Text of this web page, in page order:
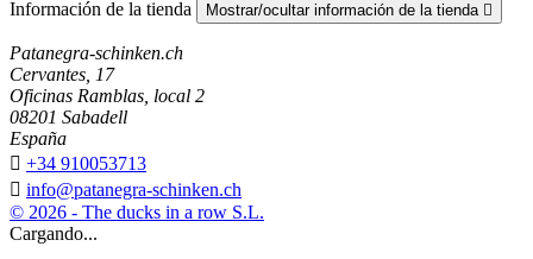
Información de la tienda Mostrar/ocultar información de la tienda 
Patanegra-schinken.ch
Cervantes, 17
Oficinas Ramblas, local 2
08201 Sabadell
España
 +34 910053713
 info@patanegra-schinken.ch
© 2026 - The ducks in a row S.L.
Cargando...